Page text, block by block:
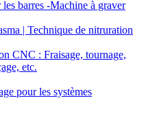
barres -Machine à graver
| Technique de nitruration
CNC : Fraisage, tournage,
etc.
pour les systèmes